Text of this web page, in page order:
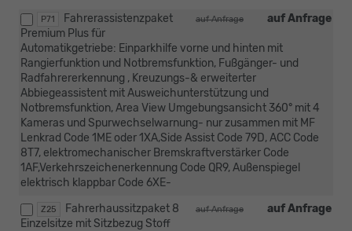
P71 auf Anfrage
auf Anfrage
Fahrerassistenzpaket
Premium Plus für
Automatikgetriebe: Einparkhilfe vorne und hinten mit
Rangierfunktion und Notbremsfunktion, Fußgänger- und
Radfahrererkennung , Kreuzungs-& erweiterter
Abbiegeassistent mit Ausweichunterstützung und
Notbremsfunktion, Area View Umgebungsansicht 360° mit 4
Kameras und Spurwechselwarnung- nur zusammen mit MF
Lenkrad Code 1ME oder 1XA,Side Assist Code 79D, ACC Code
8T7, elektromechanischer Bremskraftverstärker Code
1AF,Verkehrszeichenerkennung Code QR9, Außenspiegel
elektrisch klappbar Code 6XE-
Z25 auf Anfrage
auf Anfrage
Fahrerhaussitzpaket 8
Einzelsitze mit Sitzbezug Stoff